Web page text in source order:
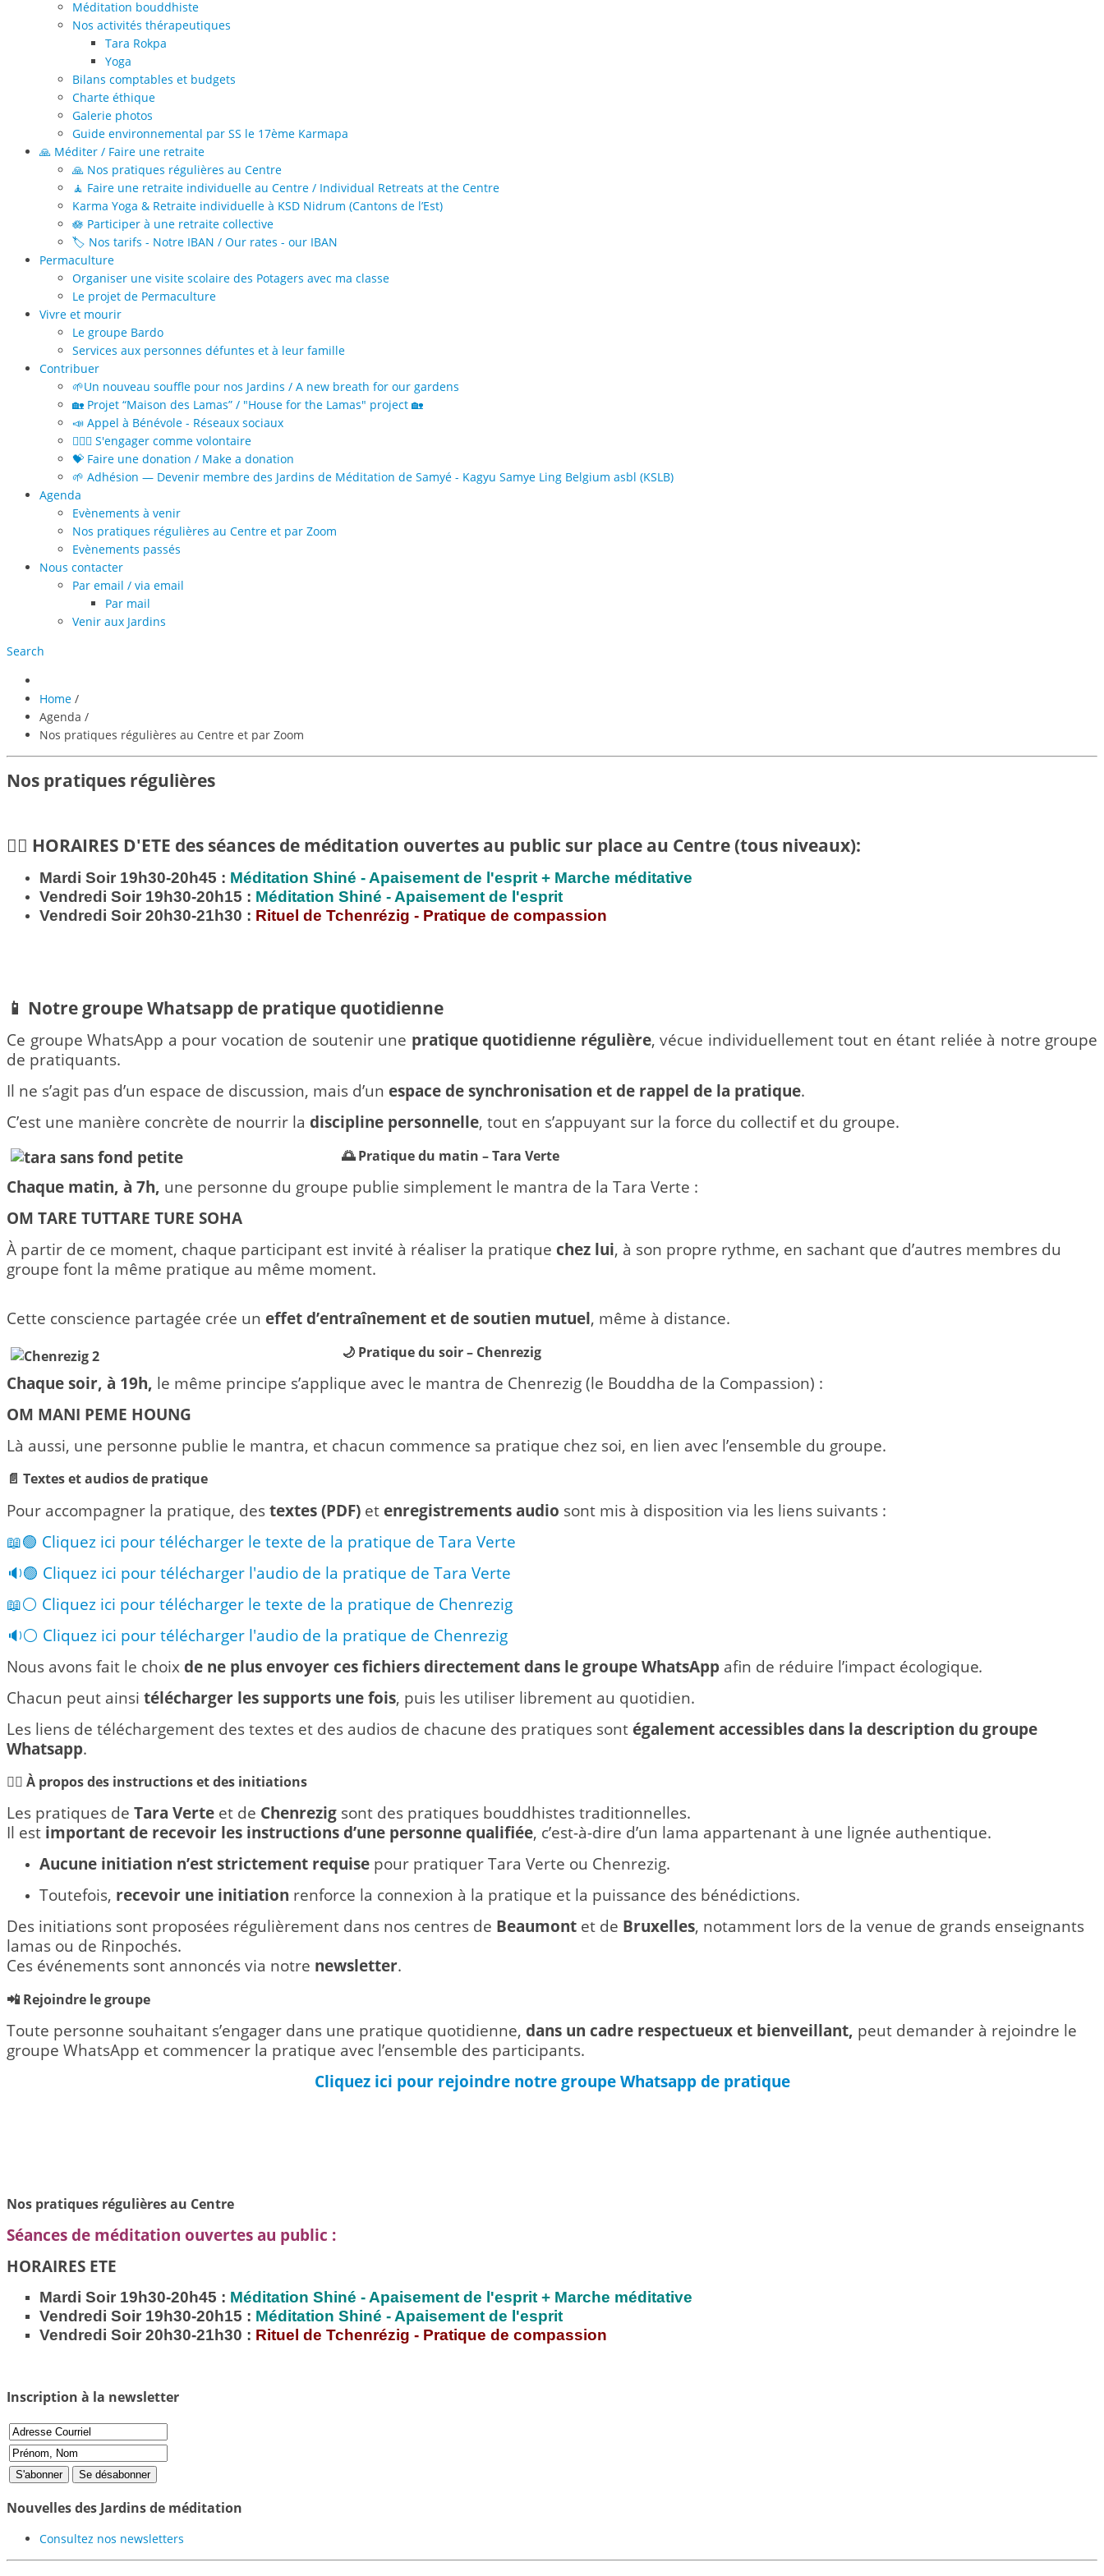
Méditation bouddhiste
Nos activités thérapeutiques
Tara Rokpa
Yoga
Bilans comptables et budgets
Charte éthique
Galerie photos
Guide environnemental par SS le 17ème Karmapa
🙏 Méditer / Faire une retraite
🙏 Nos pratiques régulières au Centre
🧘 Faire une retraite individuelle au Centre / Individual Retreats at the Centre
Karma Yoga & Retraite individuelle à KSD Nidrum (Cantons de l’Est)
🪷 Participer à une retraite collective
🏷️ Nos tarifs - Notre IBAN / Our rates - our IBAN
Permaculture
Organiser une visite scolaire des Potagers avec ma classe
Le projet de Permaculture
Vivre et mourir
Le groupe Bardo
Services aux personnes défuntes et à leur famille
Contribuer
🌱Un nouveau souffle pour nos Jardins / A new breath for our gardens
🏡 Projet “Maison des Lamas” / "House for the Lamas" project 🏡
📣 Appel à Bénévole - Réseaux sociaux
🙋🏻‍♀️ S'engager comme volontaire
💝 Faire une donation / Make a donation
🌱 Adhésion — Devenir membre des Jardins de Méditation de Samyé - Kagyu Samye Ling Belgium asbl (KSLB)
Agenda
Evènements à venir
Nos pratiques régulières au Centre et par Zoom
Evènements passés
Nous contacter
Par email / via email
Par mail
Venir aux Jardins
Search
Home /
Agenda /
Nos pratiques régulières au Centre et par Zoom
Nos pratiques régulières
🧘‍♀️ HORAIRES D'ETE des séances de méditation ouvertes au public sur place au Centre (tous niveaux):
Mardi Soir 19h30-20h45 : Méditation Shiné - Apaisement de l'esprit + Marche méditative
Vendredi Soir 19h30-20h15 : Méditation Shiné - Apaisement de l'esprit
Vendredi Soir 20h30-21h30 : Rituel de Tchenrézig - Pratique de compassion
📱 Notre groupe Whatsapp de pratique quotidienne
Ce groupe WhatsApp a pour vocation de soutenir une pratique quotidienne régulière, vécue individuellement tout en étant reliée à notre groupe
de pratiquants.
Il ne s’agit pas d’un espace de discussion, mais d’un espace de synchronisation et de rappel de la pratique.
C’est une manière concrète de nourrir la discipline personnelle, tout en s’appuyant sur la force du collectif et du groupe.
🌅 Pratique du matin – Tara Verte
Chaque matin, à 7h, une personne du groupe publie simplement le mantra de la Tara Verte :
OM TARE TUTTARE TURE SOHA
À partir de ce moment, chaque participant est invité à réaliser la pratique chez lui, à son propre rythme, en sachant que d’autres membres du
groupe font la même pratique au même moment.
Cette conscience partagée crée un effet d’entraînement et de soutien mutuel, même à distance.
🌙 Pratique du soir – Chenrezig
Chaque soir, à 19h, le même principe s’applique avec le mantra de Chenrezig (le Bouddha de la Compassion) :
OM MANI PEME HOUNG
Là aussi, une personne publie le mantra, et chacun commence sa pratique chez soi, en lien avec l’ensemble du groupe.
📄 Textes et audios de pratique
Pour accompagner la pratique, des textes (PDF) et enregistrements audio sont mis à disposition via les liens suivants :
📖🟢 Cliquez ici pour télécharger le texte de la pratique de Tara Verte
🔉🟢 Cliquez ici pour télécharger l'audio de la pratique de Tara Verte
📖⚪ Cliquez ici pour télécharger le texte de la pratique de Chenrezig
🔉⚪ Cliquez ici pour télécharger l'audio de la pratique de Chenrezig
Nous avons fait le choix de ne plus envoyer ces fichiers directement dans le groupe WhatsApp afin de réduire l’impact écologique.
Chacun peut ainsi télécharger les supports une fois, puis les utiliser librement au quotidien.
Les liens de téléchargement des textes et des audios de chacune des pratiques sont également accessibles dans la description du groupe
Whatsapp.
🧘‍♀️ À propos des instructions et des initiations
Les pratiques de Tara Verte et de Chenrezig sont des pratiques bouddhistes traditionnelles.
Il est important de recevoir les instructions d’une personne qualifiée, c’est-à-dire d’un lama appartenant à une lignée authentique.
Aucune initiation n’est strictement requise pour pratiquer Tara Verte ou Chenrezig.
Toutefois, recevoir une initiation renforce la connexion à la pratique et la puissance des bénédictions.
Des initiations sont proposées régulièrement dans nos centres de Beaumont et de Bruxelles, notamment lors de la venue de grands enseignants
lamas ou de Rinpochés.
Ces événements sont annoncés via notre newsletter.
📲 Rejoindre le groupe
Toute personne souhaitant s’engager dans une pratique quotidienne, dans un cadre respectueux et bienveillant, peut demander à rejoindre le
groupe WhatsApp et commencer la pratique avec l’ensemble des participants.
Cliquez ici pour rejoindre notre groupe Whatsapp de pratique
Nos pratiques régulières au Centre
Séances de méditation ouvertes au public :
HORAIRES ETE
Mardi Soir 19h30-20h45 : Méditation Shiné - Apaisement de l'esprit + Marche méditative
Vendredi Soir 19h30-20h15 : Méditation Shiné - Apaisement de l'esprit
Vendredi Soir 20h30-21h30 : Rituel de Tchenrézig - Pratique de compassion
Inscription à la newsletter
Nouvelles des Jardins de méditation
Consultez nos newsletters